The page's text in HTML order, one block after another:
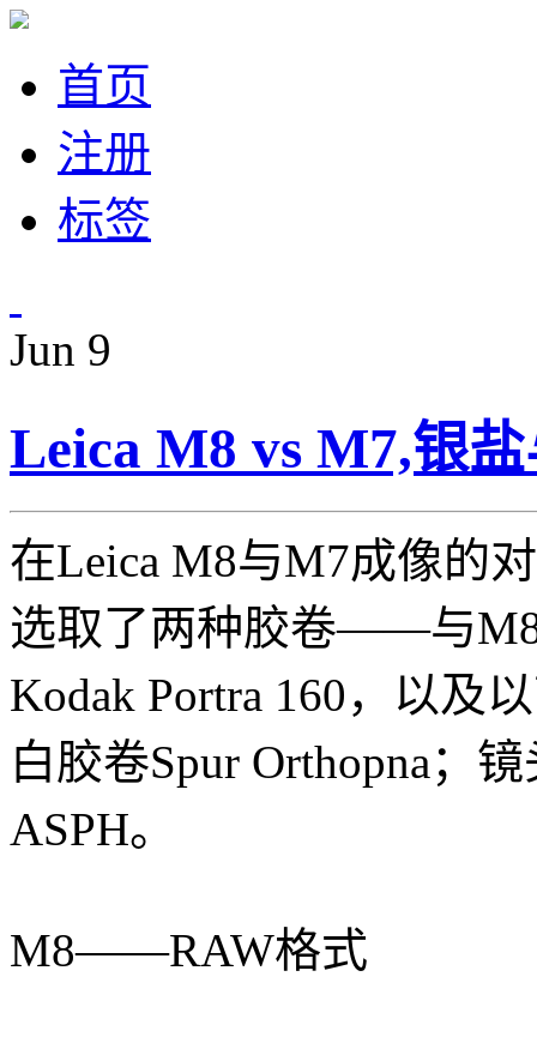
首页
注册
标签
Jun 9
Leica M8 vs M7,银
在Leica M8与M7成像的
选取了两种胶卷——与
Kodak Portra 160，以及
白胶卷Spur Orthopna；
ASPH。
M8——RAW格式